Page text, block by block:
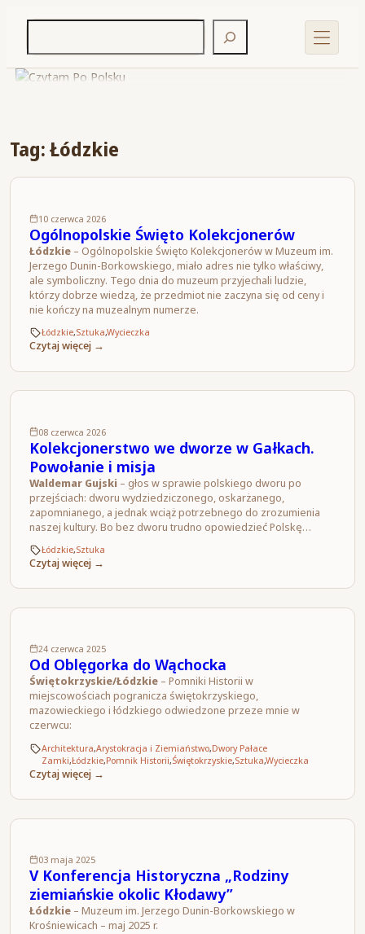
Tag: Łódzkie
10 czerwca 2026
Ogólnopolskie Święto Kolekcjonerów
Łódzkie– Ogólnopolskie Święto Kolekcjonerów w Muzeum im.
Jerzego Dunin-Borkowskiego, miało adres nie tylko właściwy,
ale symboliczny. Tego dnia do muzeum przyjechali ludzie,
którzy dobrze wiedzą, że przedmiot nie zaczyna się od ceny i
nie kończy na muzealnym numerze.
Łódzkie,Sztuka,Wycieczka
Czytaj więcej →
08 czerwca 2026
Kolekcjonerstwo we dworze w Gałkach.
Powołanie i misja
Waldemar Gujski – głos w sprawie polskiego dworu po
przejściach: dworu wydziedziczonego, oskarżanego,
zapomnianego, a jednak wciąż potrzebnego do zrozumienia
naszej kultury. Bo bez dworu trudno opowiedzieć Polskę…
Łódzkie,Sztuka
Czytaj więcej →
24 czerwca 2025
Od Oblęgorka do Wąchocka
Świętokrzyskie/Łódzkie– Pomniki Historii w
miejscowościach pogranicza świętokrzyskiego,
mazowieckiego i łódzkiego odwiedzone przeze mnie w
czerwcu:
Architektura,Arystokracja i Ziemiaństwo,Dwory Pałace
Zamki,Łódzkie,Pomnik Historii,Świętokrzyskie,Sztuka,Wycieczka
Czytaj więcej →
03 maja 2025
V Konferencja Historyczna „Rodziny
ziemiańskie okolic Kłodawy”
Łódzkie– Muzeum im. Jerzego Dunin-Borkowskiego w
Krośniewicach – maj 2025 r.